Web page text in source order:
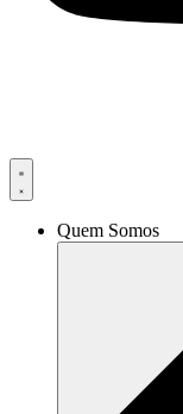
Quem Somos